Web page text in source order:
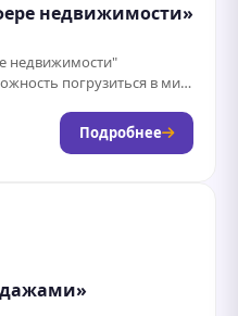
недвижимости»
недвижимости"
погрузиться в мир
высоком уровне. Мы
Подробнее